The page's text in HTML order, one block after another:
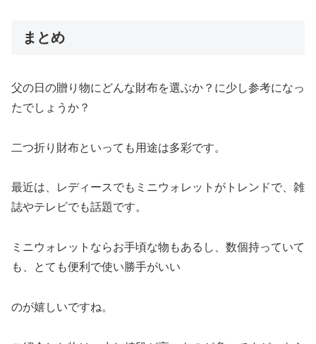
まとめ
父の日の贈り物にどんな財布を選ぶか？に少し参考になっ
たでしょうか？
二つ折り財布といっても用途は多彩です。
最近は、レディースでもミニウォレットがトレンドで、雑
誌やテレビでも話題です。
ミニウォレットならお手頃な物もあるし、数個持っていて
も、とても便利で使い勝手がいい
のが嬉しいですね。